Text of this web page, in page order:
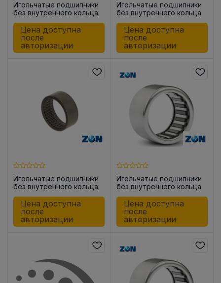
Игольчатые подшипники
без внутреннего кольца
HK0810
Цена доступна
после
авторизации
Игольчатые подшипники
без внутреннего кольца
HK0910
Цена доступна
после
авторизации
Игольчатые подшипники
без внутреннего кольца
Цена доступна
после
авторизации
Игольчатые подшипники
без внутреннего кольца
Цена доступна
после
авторизации